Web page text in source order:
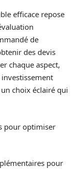
efficace repose
de
des devis
chaque aspect,
choix éclairé qui
pour optimiser
pour